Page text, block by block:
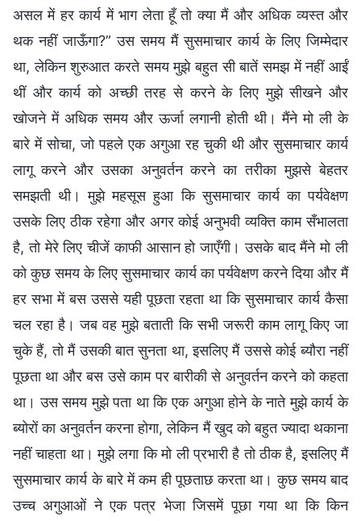
असल में हर कार्य में भाग लेता हूँ तो क्या मैं और अधिक व्यस्त और
थक नहीं जाऊँगा?” उस समय मैं सुसमाचार कार्य के लिए जिम्मेदार
था, लेकिन शुरुआत करते समय मुझे बहुत सी बातें समझ में नहीं आईं
थीं और कार्य को अच्छी तरह से करने के लिए मुझे सीखने और
खोजने में अधिक समय और ऊर्जा लगानी होती थी। मैंने मो ली के
बारे में सोचा, जो पहले एक अगुआ रह चुकी थी और सुसमाचार कार्य
लागू करने और उसका अनुवर्तन करने का तरीका मुझसे बेहतर
समझती थी। मुझे महसूस हुआ कि सुसमाचार कार्य का पर्यवेक्षण
उसके लिए ठीक रहेगा और अगर कोई अनुभवी व्यक्ति काम सँभालता
है, तो मेरे लिए चीजें काफी आसान हो जाएँगी। उसके बाद मैंने मो ली
को कुछ समय के लिए सुसमाचार कार्य का पर्यवेक्षण करने दिया और मैं
हर सभा में बस उससे यही पूछता रहता था कि सुसमाचार कार्य कैसा
चल रहा है। जब वह मुझे बताती कि सभी जरूरी काम लागू किए जा
चुके हैं, तो मैं उसकी बात सुनता था, इसलिए मैं उससे कोई ब्यौरा नहीं
पूछता था और बस उसे काम पर बारीकी से अनुवर्तन करने को कहता
था। उस समय मुझे पता था कि एक अगुआ होने के नाते मुझे कार्य के
ब्योरों का अनुवर्तन करना होगा, लेकिन मैं खुद को बहुत ज्यादा थकाना
नहीं चाहता था। मुझे लगा कि मो ली प्रभारी है तो ठीक है, इसलिए मैं
सुसमाचार कार्य के बारे में कम ही पूछताछ करता था। कुछ समय बाद
उच्च अगुआओं ने एक पत्र भेजा जिसमें पूछा गया था कि किन